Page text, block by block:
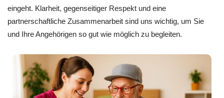
eingeht. Klarheit, gegenseitiger Respekt und eine
partnerschaftliche Zusammenarbeit sind uns wichtig, um Sie
und Ihre Angehörigen so gut wie möglich zu begleiten.